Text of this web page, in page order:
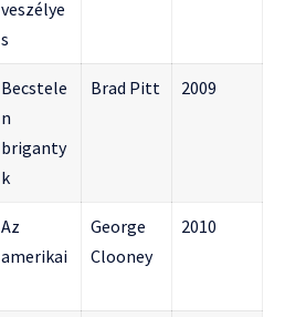
veszélye
s
Becstele
n
briganty
k
Brad Pitt 2009
Az
amerikai
George
Clooney
2010